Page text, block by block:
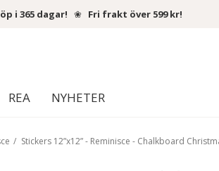
i 365 dagar! ❀ Fri frakt över 599 kr!
REA NYHETER
/ Stickers 12”x12” - Reminisce - Chalkboard